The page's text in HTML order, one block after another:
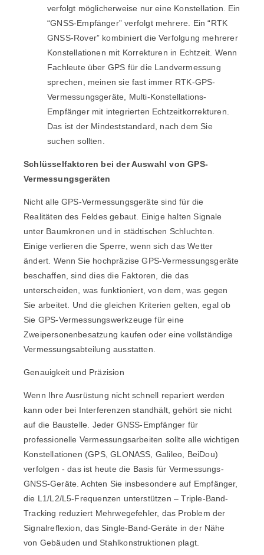
verfolgt möglicherweise nur eine Konstellation. Ein
“GNSS-Empfänger” verfolgt mehrere. Ein “RTK
GNSS-Rover” kombiniert die Verfolgung mehrerer
Konstellationen mit Korrekturen in Echtzeit. Wenn
Fachleute über GPS für die Landvermessung
sprechen, meinen sie fast immer RTK-GPS-
Vermessungsgeräte, Multi-Konstellations-
Empfänger mit integrierten Echtzeitkorrekturen.
Das ist der Mindeststandard, nach dem Sie
suchen sollten.
Schlüsselfaktoren bei der Auswahl von GPS-
Vermessungsgeräten
Nicht alle GPS-Vermessungsgeräte sind für die
Realitäten des Feldes gebaut. Einige halten Signale
unter Baumkronen und in städtischen Schluchten.
Einige verlieren die Sperre, wenn sich das Wetter
ändert. Wenn Sie hochpräzise GPS-Vermessungsgeräte
beschaffen, sind dies die Faktoren, die das
unterscheiden, was funktioniert, von dem, was gegen
Sie arbeitet. Und die gleichen Kriterien gelten, egal ob
Sie GPS-Vermessungswerkzeuge für eine
Zweipersonenbesatzung kaufen oder eine vollständige
Vermessungsabteilung ausstatten.
Genauigkeit und Präzision
Wenn Ihre Ausrüstung nicht schnell repariert werden
kann oder bei Interferenzen standhält, gehört sie nicht
auf die Baustelle. Jeder GNSS-Empfänger für
professionelle Vermessungsarbeiten sollte alle wichtigen
Konstellationen (GPS, GLONASS, Galileo, BeiDou)
verfolgen - das ist heute die Basis für Vermessungs-
GNSS-Geräte. Achten Sie insbesondere auf Empfänger,
die L1/L2/L5-Frequenzen unterstützen – Triple-Band-
Tracking reduziert Mehrwegefehler, das Problem der
Signalreflexion, das Single-Band-Geräte in der Nähe
von Gebäuden und Stahlkonstruktionen plagt.